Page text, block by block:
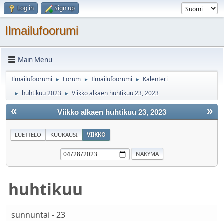
Log in Sign up
Ilmailufoorumi
Main Menu
Ilmailufoorumi ► Forum ► Ilmailufoorumi ► Kalenteri
► huhtikuu 2023 ► Viikko alkaen huhtikuu 23, 2023
« »
Viikko alkaen huhtikuu 23, 2023
LUETTELO KUUKAUSI VIIKKO
huhtikuu
sunnuntai - 23